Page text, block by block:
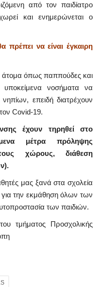
από τον παιδίατρο
και ενημερώνεται ο
πρέπει να είναι έγκαιρη
άτομα όπως παππούδες και
νοσήματα να
επειδή διατρέχουν
Covid-19.
έχουν τηρηθεί στο
μέτρα πρόληψης
χώρους, διάθεση
μας ξανά στα σχολεία
την εκμάθηση όλων των
των παιδιών.
τμήματος Προσχολικής